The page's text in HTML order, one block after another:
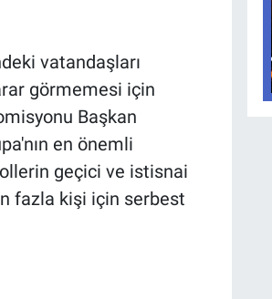
vatandaşları
görmemesi için
Başkan
en önemli
geçici ve istisnai
fazla kişi için serbest